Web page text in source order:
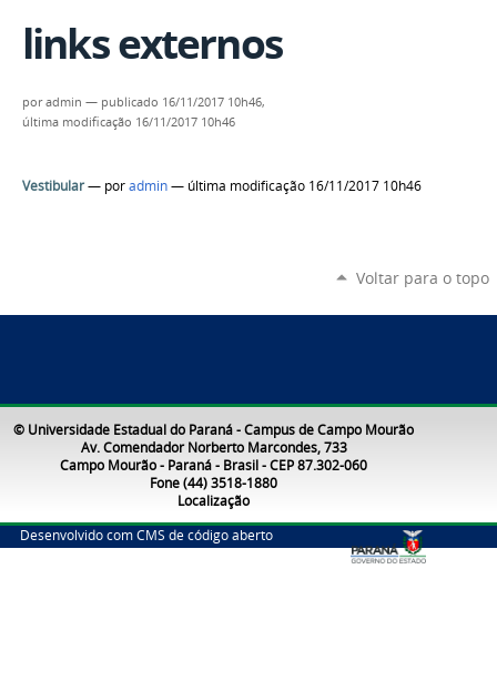
links externos
poradmin — publicado 16/11/2017 10h46,
última modificação 16/11/2017 10h46
Vestibular— poradmin— última modificação 16/11/2017 10h46
Voltar para o topo
© Universidade Estadual do Paraná - Campus de Campo Mourão
Av. Comendador Norberto Marcondes, 733
Campo Mourão - Paraná - Brasil - CEP 87.302-060
Fone (44) 3518-1880
Localização
Desenvolvido com CMS de código aberto